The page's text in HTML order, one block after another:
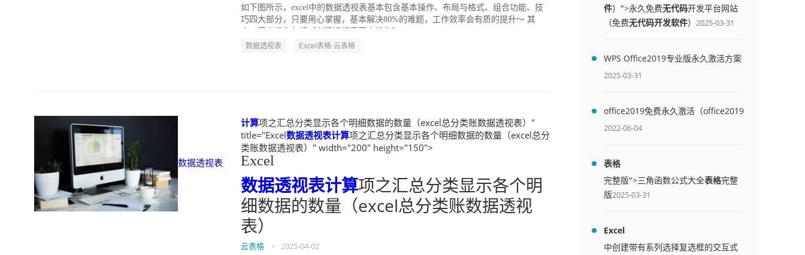
如下图所示，excel中的数据透视表基本包含基本操作、布局与格式、组合功能、技
巧四大部分，只要用心掌握，基本解决80%的难题，工作效率会有质的提升～ 其
数据透视表 Excel表格-云表格
数据透视表
计算项之汇总分类显示各个明细数据的数量（excel总分类账数据透视表）"
title="Excel数据透视表计算项之汇总分类显示各个明细数据的数量（excel总分
类账数据透视表）" width="200" height="150">
Excel
数据透视表计算项之汇总分类显示各个明
细数据的数量（excel总分类账数据透视
表）
云表格 • 2025-04-02
件）">永久免费无代码开发平台网站
（免费无代码开发软件） 2025-03-31
WPS Office2019专业版永久激活方案
(附终身授权序列号)
2025-03-31
office2019免费永久激活（office2019
免费永久激活码）
2022-06-04
表格
完整版">三角函数公式大全表格完整
版2025-03-31
Excel
中创建带有系列选择复选框的交互式